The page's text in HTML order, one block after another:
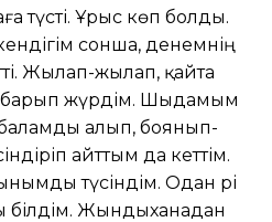
түсті. Ұрыс көп болды.
сонша, денемнің
Жылап-жылап, қайта
барып жүрдім. Шыдамым
баламды алып, боянып-
айттым да кеттім.
түсіндім. Одан әрі
Жындыханадан